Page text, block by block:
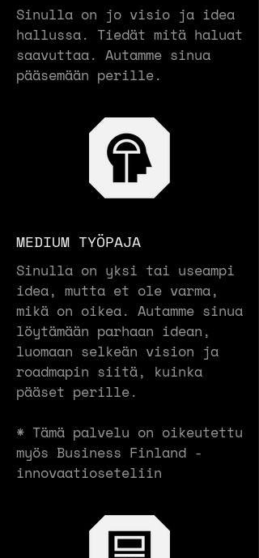
Sinulla on jo visio ja idea
hallussa. Tiedät mitä haluat
saavuttaa. Autamme sinua
pääsemään perille.
MEDIUM TYÖPAJA
Sinulla on yksi tai useampi
idea, mutta et ole varma,
mikä on oikea. Autamme sinua
löytämään parhaan idean,
luomaan selkeän vision ja
roadmapin siitä, kuinka
pääset perille.
* Tämä palvelu on oikeutettu
myös Business Finland -
innovaatioseteliin